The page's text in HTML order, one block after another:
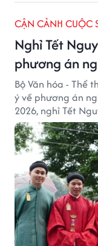
CẬN CẢNH CUỘC
Nghỉ Tết
phương án
Bộ Văn hóa - Thể
ý về phương án
2026, nghỉ Tết
2027.